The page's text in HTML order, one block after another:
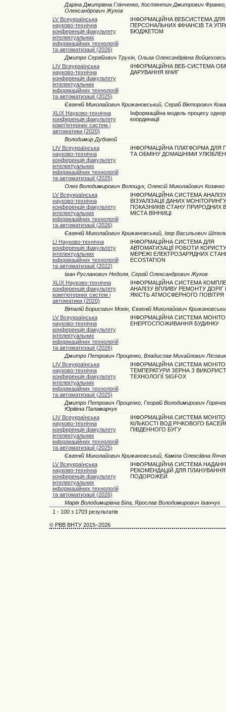
Даріна Дмитрівна Глінченко, Костянтин Дмитрович Франко,
Олександрович Жуков
LV Всеукраїнська
науково-технічна
конференція факультету
інтелектуальних
інформаційних технологій
та автоматизації (2026)
ІНФОРМАЦІЙНА ВЕБСИСТЕМА
ПЕРСОНАЛЬНИХ ФІНАНСІВ ТА
БЮДЖЕТОМ
Дмитро Сергійович Трухін, Ольга Олександрівна
LIV Всеукраїнська
науково-технічна
конференція факультету
інтелектуальних
інформаційних технологій
та автоматизації (2025)
ІНФОРМАЦІЙНА ВЕБ-СИСТЕМА
ДАРУВАННЯ КНИГ
Євгеній Миколайович Крижановський, Сергій Вікторович
XLIX Науково-технічна
конференція факультету
комп'ютерних систем і
автоматики (2020)
Інформаційна модель процесу
координації
Володимир Дубовой
LIV Всеукраїнська
науково-технічна
конференція факультету
інтелектуальних
інформаційних технологій
та автоматизації (2025)
ІНФОРМАЦІЙНА ПЛАТФОРМА ДЛЯ
ТА ОБМІНУ ДОМАШНІМИ
Олег Володимирович Волощук, Олексій Миколайович Козачко
LV Всеукраїнська
науково-технічна
конференція факультету
інтелектуальних
інформаційних технологій
та автоматизації (2026)
ІНФОРМАЦІЙНА СИСТЕМА
ВІЗУАЛІЗАЦІЇ ДАНИХ МОНІТОРИНГУ
ПОКАЗНИКІВ СТАНУ ПРИРОДНИХ
МІСТА ВІННИЦІ
Євгеній Миколайович Крижановський, Ігор Васильович
LI Науково-технічна
конференція факультету
інтелектуальних
інформаційних технологій
та автоматизації (2022)
ІНФОРМАЦІЙНА СИСТЕМА ДЛЯ
АВТОМАТИЗАЦІЇ РОБОТИ
МЕРЕЖІ ЕЛЕКТРОЗАРЯДНИХ
ECOSTATION
Іван Русланович Недоля, Сергій Олександрович Жуков
XLIX Науково-технічна
конференція факультету
комп'ютерних систем і
автоматики (2020)
ІНФОРМАЦІЙНА СИСТЕМА
АНАЛІЗУ ВПЛИВУ РЕМОНТУ ДОРІГ
ЯКІСТЬ АТМОСФЕРНОГО ПОВІТРЯ
Віталій Борисович Мокін, Євгеній Миколайович
LV Всеукраїнська
науково-технічна
конференція факультету
інтелектуальних
інформаційних технологій
та автоматизації (2026)
ІНФОРМАЦІЙНА СИСТЕМА
ЕНЕРГОСПОЖИВАННЯ БУДИНКУ
Дмитро Петрович Проценко, Владислав Михайлович Лісовик
LIV Всеукраїнська
науково-технічна
конференція факультету
інтелектуальних
інформаційних технологій
та автоматизації (2025)
ІНФОРМАЦІЙНА СИСТЕМА
ТЕМПЕРАТУРИ ЗЕРНА З
ТЕХНОЛОГІЇ SIGFOX
Дмитро Петрович Проценко, Георгій Володимирович
Юріївна Паламарчук
LIV Всеукраїнська
науково-технічна
конференція факультету
інтелектуальних
інформаційних технологій
та автоматизації (2025)
ІНФОРМАЦІЙНА СИСТЕМА
КІЛЬКОСТІ ВОД РІЧКОВОГО
ПІВДЕННОГО БУГУ
Євгеній Миколайович Крижановський, Каміла Олексіївна
LV Всеукраїнська
науково-технічна
конференція факультету
інтелектуальних
інформаційних технологій
та автоматизації (2026)
ІНФОРМАЦІЙНА СИСТЕМА
РЕКОМЕНДАЦІЙ ДЛЯ ПЛАНУВАННЯ
ПОДОРОЖЕЙ
Марія Володимирівна Біла, Ярослав Володимирович Іванчук
1 - 100 з 1703 результатів
© РВВ ВНТУ 2015–2026